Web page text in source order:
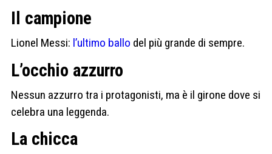
Il campione
Lionel Messi: l’ultimo ballo del più grande di sempre.
L’occhio azzurro
Nessun azzurro tra i protagonisti, ma è il girone dove si
celebra una leggenda.
La chicca